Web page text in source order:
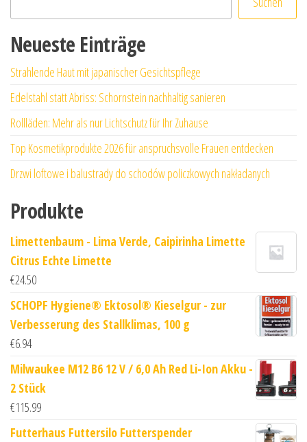
Neueste Einträge
Strahlende Haut mit japanischer Gesichtspflege
Edelstahl statt Abriss: Schornstein nachhaltig sanieren
Rollläden: Mehr als nur Lichtschutz für Ihr Zuhause
Top Kosmetikprodukte 2026 für anspruchsvolle Frauen entdecken
Drzwi loftowe i balustrady do schodów policzkowych nakładanych
Produkte
Limettenbaum - Lima Verde, Caipirinha Limette
Citrus Echte Limette
€24.50
SCHOPF Hygiene® Ektosol® Kieselgur - zur
Verbesserung des Stallklimas, 100 g
€6.94
Milwaukee M12 B6 12 V / 6,0 Ah Red Li-Ion Akku -
2 Stück
€115.99
Futterhaus Futtersilo Futterspender